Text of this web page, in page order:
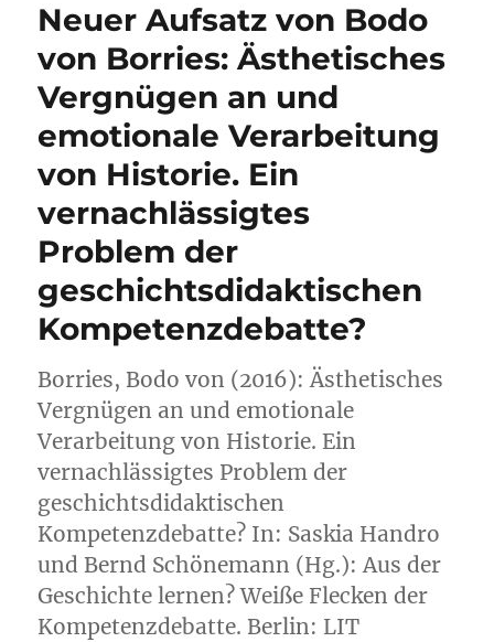
Neuer Aufsatz von Bodo
von Borries: Ästhetisches
Vergnügen an und
emotionale Verarbeitung
von Historie. Ein
vernachlässigtes
Problem der
geschichtsdidaktischen
Kompetenzdebatte?
Borries, Bodo von (2016): Ästhetisches
Vergnügen an und emotionale
Verarbeitung von Historie. Ein
vernachlässigtes Problem der
geschichtsdidaktischen
Kompetenzdebatte? In: Saskia Handro
und Bernd Schönemann (Hg.): Aus der
Geschichte lernen? Weiße Flecken der
Kompetenzdebatte. Berlin: LIT